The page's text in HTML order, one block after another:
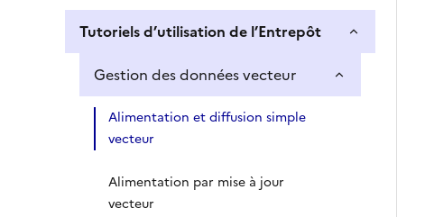
Tutoriels d’utilisation de l’Entrepôt
Gestion des données vecteur
Alimentation et diffusion simple
vecteur
Alimentation par mise à jour
vecteur